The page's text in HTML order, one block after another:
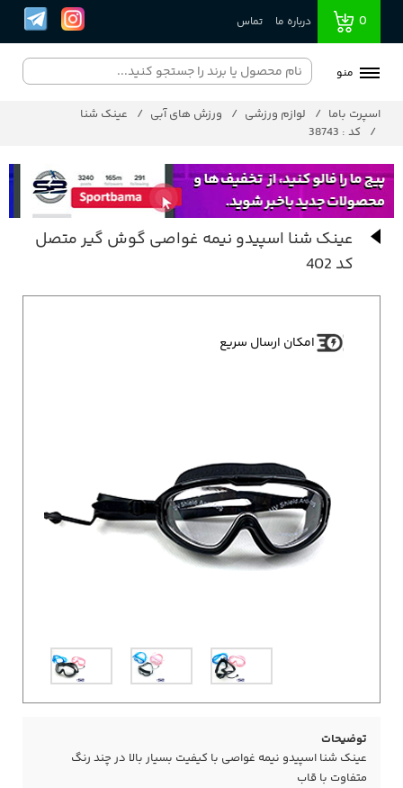
0 درباره ما تماس
منو
اسپرت باما لوازم ورزشی ورزش های آبی
عینک شنا
کد : 38743
عینک شنا اسپیدو نیمه غواصی گوش گیر متصل
کد 402
امکان ارسال سریع
توضیحات
عینک شنا اسپیدو نیمه غواصی با کیفیت بسیار بالا در چند رنگ
متفاوت با قاب